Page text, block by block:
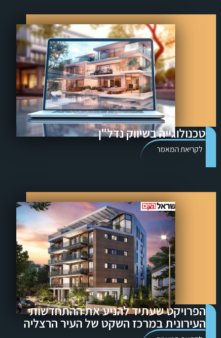
טכנולוגייה בשיווק נדל"ן
לקריאת המאמר
הפרויקט שעתיד להניע את ההתחדשות
העירונית במרכז השקט של העיר הרצליה